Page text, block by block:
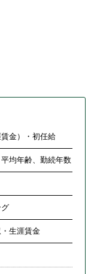
金）・初任給
均年齢、勤続年数
生涯賃金